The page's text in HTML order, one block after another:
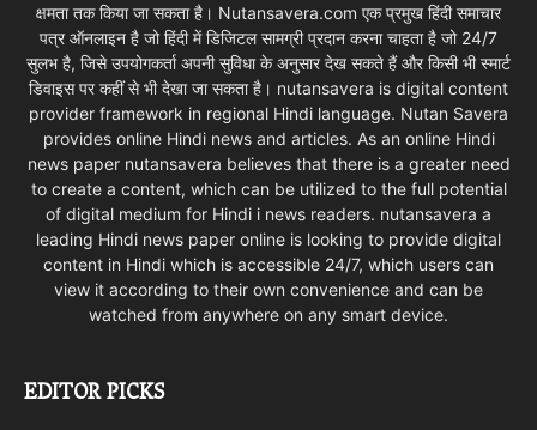
क्षमता तक किया जा सकता है। Nutansavera.com एक प्रमुख हिंदी समाचार
पत्र ऑनलाइन है जो हिंदी में डिजिटल सामग्री प्रदान करना चाहता है जो 24/7
सुलभ है, जिसे उपयोगकर्ता अपनी सुविधा के अनुसार देख सकते हैं और किसी भी स्मार्ट
डिवाइस पर कहीं से भी देखा जा सकता है। nutansavera is digital content
provider framework in regional Hindi language. Nutan Savera
provides online Hindi news and articles. As an online Hindi
news paper nutansavera believes that there is a greater need
to create a content, which can be utilized to the full potential
of digital medium for Hindi i news readers. nutansavera a
leading Hindi news paper online is looking to provide digital
content in Hindi which is accessible 24/7, which users can
view it according to their own convenience and can be
watched from anywhere on any smart device.
EDITOR PICKS